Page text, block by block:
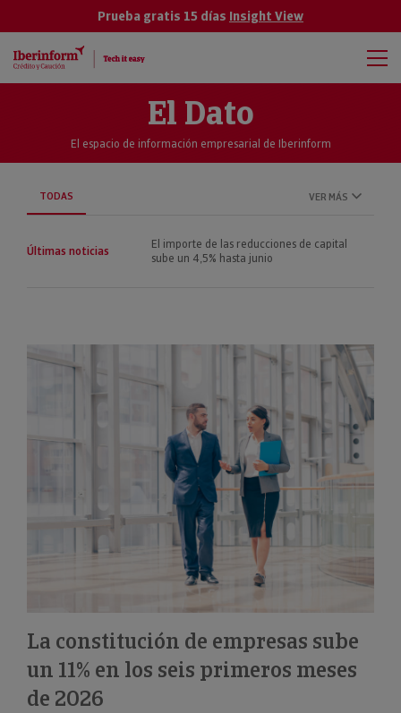
Prueba gratis 15 días Insight View
El Dato
El espacio de información empresarial de Iberinform
TODAS VER MÁS
Últimas noticias
El importe de las reducciones de capital
sube un 4,5% hasta junio
La constitución de empresas sube
un 11% en los seis primeros meses
de 2026